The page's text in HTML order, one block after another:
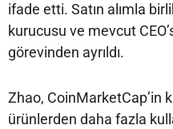
ifade etti. Satın alımla
kurucusu ve mevcut
görevinden ayrıldı.
Zhao, CoinMarketCap’in
ürünlerden daha fazla